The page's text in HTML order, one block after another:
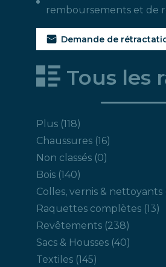
remboursements et de
Demande de
Tous les
Plus 118118
produits
Chaussures 1616
produits
Non classés 00
Bois 140140
produits
Colles, vernis & nettoyants
Raquettes complètes 1313
Revêtements 238238
produits
Sacs & Housses 4040
Textiles 145145